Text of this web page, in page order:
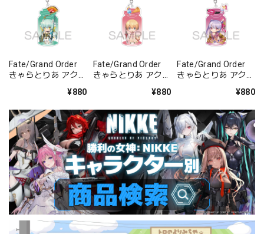
Fate/Grand Order
きゃらとりあ アクリ
¥880
Fate/Grand Order
きゃらとりあ アクリ
¥880
Fate/Grand Order
きゃらとりあ アクリ
バー/パッションリ
¥880